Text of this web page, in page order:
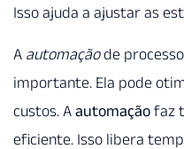
Isso ajuda a ajustar as
A automaçãode
importante. Ela pode
custos. A automação faz
eficiente. Isso libera